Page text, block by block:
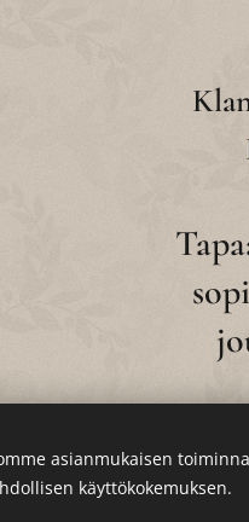
asianmukaisen
käyttökokemuksen.